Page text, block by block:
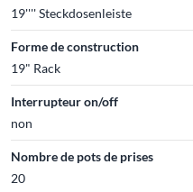
19'''' Steckdosenleiste
Forme de construction
19" Rack
Interrupteur on/off
non
Nombre de pots de prises
20